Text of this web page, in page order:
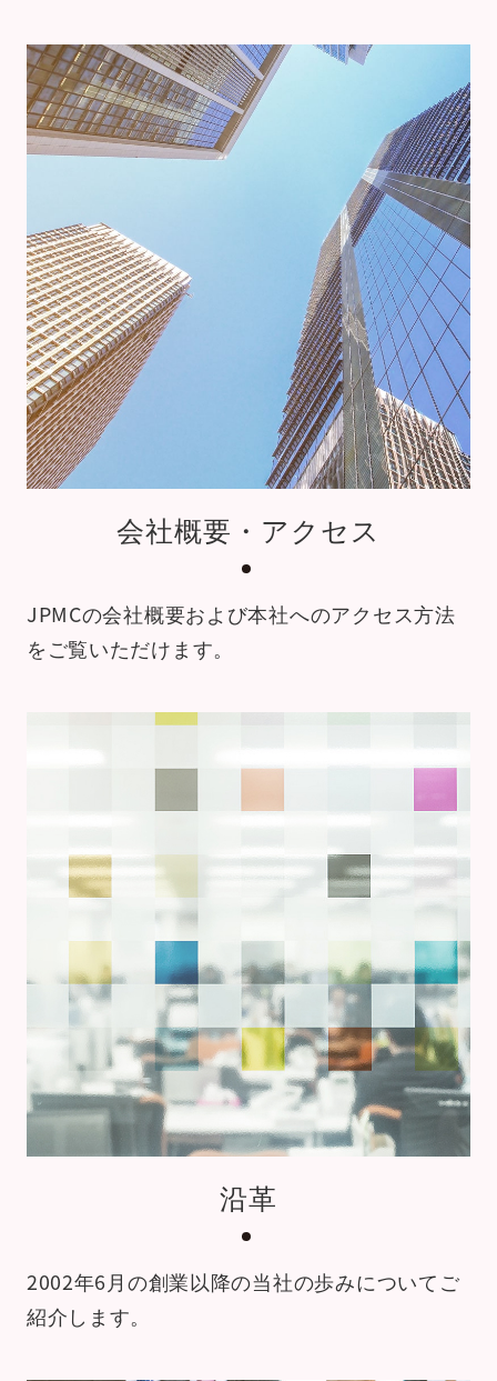
会社概要・アクセス
JPMCの会社概要および本社へのアクセス方法
をご覧いただけます。
沿革
2002年6月の創業以降の当社の歩みについてご
紹介します。